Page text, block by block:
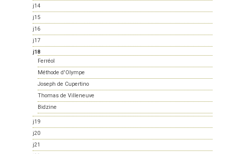
j14
j15
j16
j17
j18
Ferréol
Méthode d'Olympe
Joseph de Cupertino
Thomas de Villeneuve
Bidzine
j19
j20
j21